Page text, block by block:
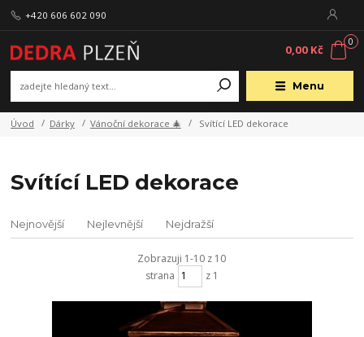
Menu
+420 606 602 090
0
0,00 Kč
Úvod Dárky Vánoční dekorace 🎄 Svítící LED dekorace
Svítící LED dekorace
Nejnovější Nejlevnější Nejdražší
Zobrazuji 1-10 z 10
strana
z 1